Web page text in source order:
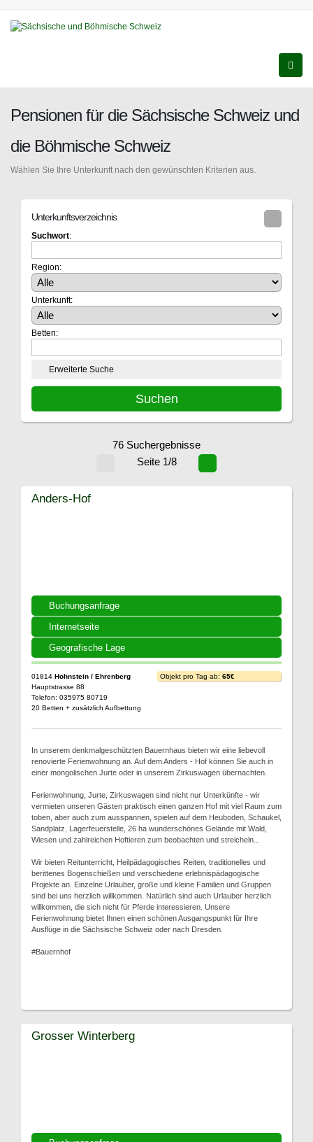
Pensionen für die Sächsische Schweiz und
die Böhmische Schweiz
Wählen Sie Ihre Unterkunft nach den gewünschten Kriterien aus.
Unterkunftsverzeichnis
Suchwort:
Region:
Unterkunft:
Betten:
Erweiterte Suche
76 Suchergebnisse
Seite 1/8
Buchungsanfrage
Internetseite
Geografische Lage
Anders-Hof
01814 Hohnstein / Ehrenberg
Hauptstrasse 88
Telefon: 035975 80719
20 Betten + zusätzlich Aufbettung
Objekt pro Tag ab: 65€
In unserem denkmalgeschützten Bauernhaus bieten wir eine liebevoll
renovierte Ferienwohnung an. Auf dem Anders - Hof können Sie auch in
einer mongolischen Jurte oder in unserem Zirkuswagen übernachten.
Ferienwohnung, Jurte, Zirkuswagen sind nicht nur Unterkünfte - wir
vermieten unseren Gästen praktisch einen ganzen Hof mit viel Raum zum
toben, aber auch zum ausspannen, spielen auf dem Heuboden, Schaukel,
Sandplatz, Lagerfeuerstelle, 26 ha wunderschönes Gelände mit Wald,
Wiesen und zahlreichen Hoftieren zum beobachten und streicheln...
Wir bieten Reitunterricht, Heilpädagogisches Reiten, traditionelles und
berittenes Bogenschießen und verschiedene erlebnispädagogische
Projekte an. Einzelne Urlauber, große und kleine Familien und Gruppen
sind bei uns herzlich willkommen. Natürlich sind auch Urlauber herzlich
willkommen, die sich nicht für Pferde interessieren. Unsere
Ferienwohnung bietet Ihnen einen schönen Ausgangspunkt für Ihre
Ausflüge in die Sächsische Schweiz oder nach Dresden.
#Bauernhof
Grosser Winterberg